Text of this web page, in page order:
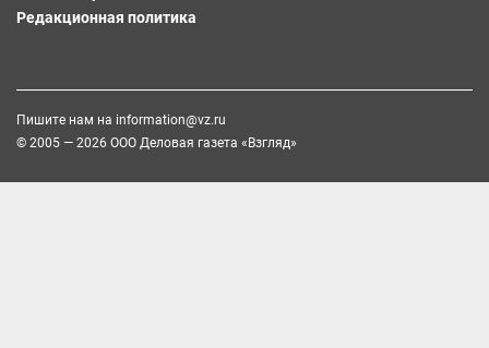
Редакционная политика
Пишите нам на information@vz.ru
© 2005 — 2026 ООО Деловая газета «Взгляд»